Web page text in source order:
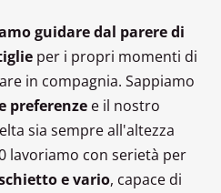
guidare dal parere di
per i propri momenti di
in compagnia. Sappiamo
preferenze e il nostro
sia sempre all'altezza
lavoriamo con serietà per
e vario, capace di